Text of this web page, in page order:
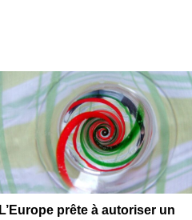
L’Europe prête à autoriser un